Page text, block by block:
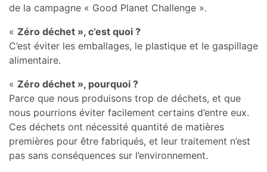
de la campagne « Good Planet Challenge ».
« Zéro déchet », c’est quoi ?
C’est éviter les emballages, le plastique et le gaspillage
alimentaire.
« Zéro déchet », pourquoi ?
Parce que nous produisons trop de déchets, et que
nous pourrions éviter facilement certains d’entre eux.
Ces déchets ont nécessité quantité de matières
premières pour être fabriqués, et leur traitement n’est
pas sans conséquences sur l’environnement.